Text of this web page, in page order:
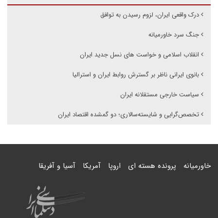
درک واقعی ایران، لزوم رسیدن به توافق
جنگ سرد خاورمیانه
انقلاب اسلامی و خواست های نسل جدید ایران
بانوی ایرانی ناظر بر گسترش روابط ایران و استرالیا
سیاست خارجی مستقلانه ایران
تخصص‌گرایی و شایسته‌سالاری؛ دو گمشده اقتصاد ایران
خاورمیانه پرونده هسته ای اروپا آمریکا آسیا و آفریقا